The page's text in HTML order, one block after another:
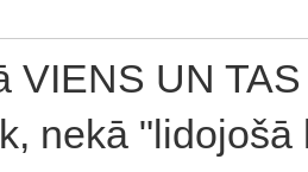
VIENS UN
nekā "lidojošā